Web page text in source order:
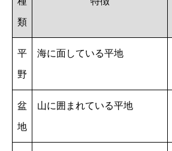
類
平
野
海に面している平地
盆
地
山に囲まれている平地